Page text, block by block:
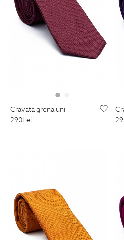
cravata grena uni
290Lei